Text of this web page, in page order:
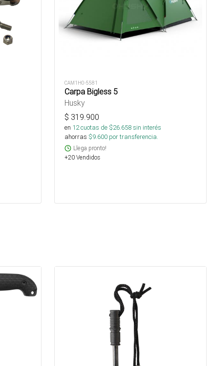
CAM1H0-5581
Carpa Bigless 5
Husky
$ 319.900
en 12cuotas de $26.658sin interés
ahorras $9.600 por transferencia.
Llega pronto!
+20 Vendidos